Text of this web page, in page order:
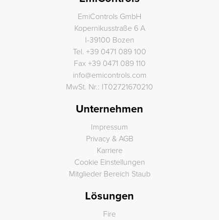
EmiControls GmbH
Kopernikusstraße 6 A
I-39100 Bozen
Tel. +39 0471 089 100
Fax +39 0471 089 110
info@emicontrols.com
MwSt. Nr.: IT02721670210
Unternehmen
Impressum
Privacy & AGB
Karriere
Cookie Einstellungen
Mitglieder Bereich Staub
Lösungen
Fire